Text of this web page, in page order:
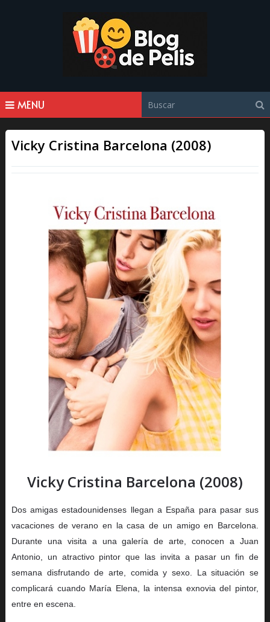
MENU
Vicky Cristina Barcelona (2008)
Vicky Cristina Barcelona (2008)
Dos amigas estadounidenses llegan a España para pasar sus
vacaciones de verano en la casa de un amigo en Barcelona.
Durante una visita a una galería de arte, conocen a Juan
Antonio, un atractivo pintor que las invita a pasar un fin de
semana disfrutando de arte, comida y sexo. La situación se
complicará cuando María Elena, la intensa exnovia del pintor,
entre en escena.